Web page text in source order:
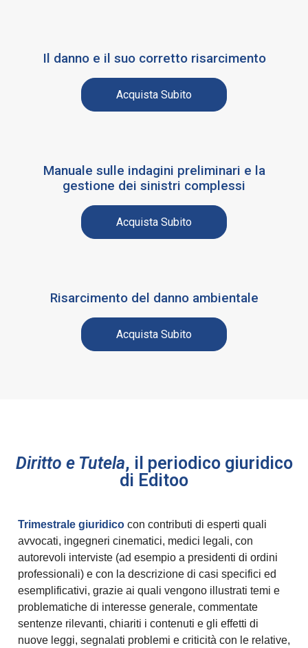
Il danno e il suo corretto risarcimento
Acquista Subito
Manuale sulle indagini preliminari e la
gestione dei sinistri complessi
Acquista Subito
Risarcimento del danno ambientale
Acquista Subito
Diritto e Tutela, il periodico giuridico
di Editoo
Trimestrale giuridico con contributi di esperti quali
avvocati, ingegneri cinematici, medici legali, con
autorevoli interviste (ad esempio a presidenti di ordini
professionali) e con la descrizione di casi specifici ed
esemplificativi, grazie ai quali vengono illustrati temi e
problematiche di interesse generale, commentate
sentenze rilevanti, chiariti i contenuti e gli effetti di
nuove leggi, segnalati problemi e criticità con le relative,